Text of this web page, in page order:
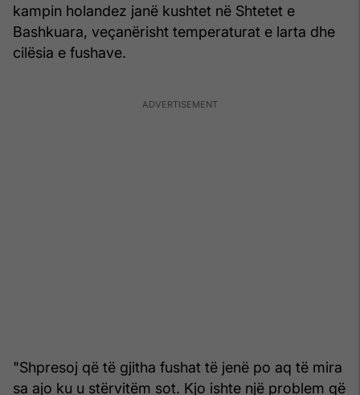
kampin holandez janë kushtet në Shtetet e
Bashkuara, veçanërisht temperaturat e larta dhe
cilësia e fushave.
"Shpresoj që të gjitha fushat të jenë po aq të mira
sa ajo ku u stërvitëm sot. Kjo ishte një problem që